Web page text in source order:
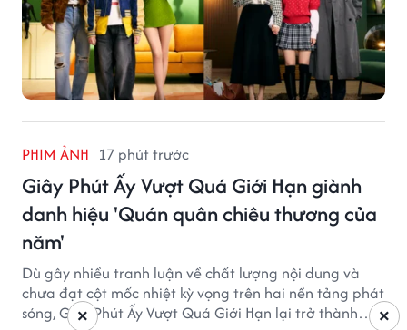
PHIM ẢNH 17 phút trước
Giây Phút Ấy Vượt Quá Giới Hạn giành
danh hiệu 'Quán quân chiêu thương của
năm'
Dù gây nhiều tranh luận về chất lượng nội dung và
chưa đạt cột mốc nhiệt kỳ vọng trên hai nền tảng phát
sóng, Giây Phút Ấy Vượt Quá Giới Hạn lại trở thành
×
×